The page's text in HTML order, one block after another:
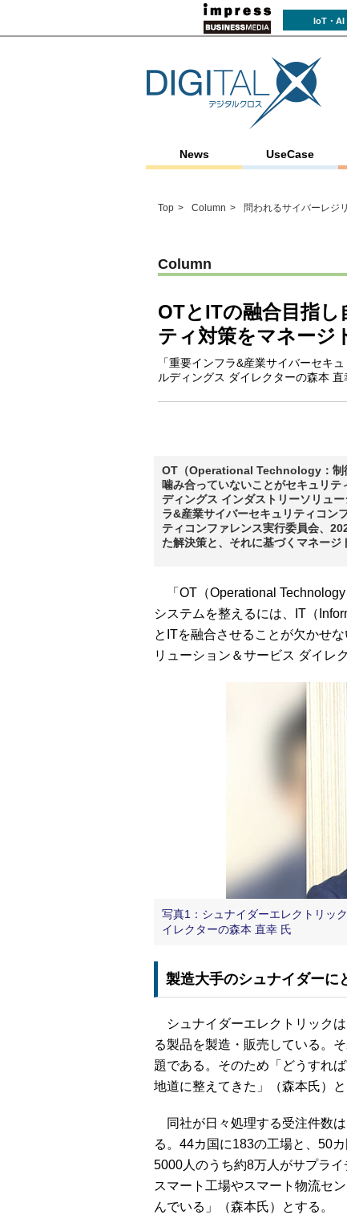
IoT・AI
News UseCase
Top Column 問われるサイバーレジ
Column
OTとITの融合目指し
ティ対策をマネージ
「重要インフラ&産業サイバーセキ
ルディングス ダイレクターの森本 直
OT（Operational Technology：制
噛み合っていないことがセキュリ
ディングス インダストリーソリュ
ラ&産業サイバーセキュリティコン
ティコンファレンス実行委員会、
た解決策と、それに基づくマネージ
「OT（Operational
システムを整えるには、IT（
とITを融合させることが欠かせ
リューション＆サービス ダイレ
写真1：シュナイダーエレクトリッ
イレクターの森本 直幸 氏
製造大手のシュナイダーに
シュナイダーエレクトリック
る製品を製造・販売している。
題である。そのため「どうすれ
地道に整えてきた」（森本氏）と
同社が日々処理する受注件数
る。44カ国に183の工場と、50
5000人のうち約8万人がサプラ
スマート工場やスマート物流セ
んでいる」（森本氏）とする。